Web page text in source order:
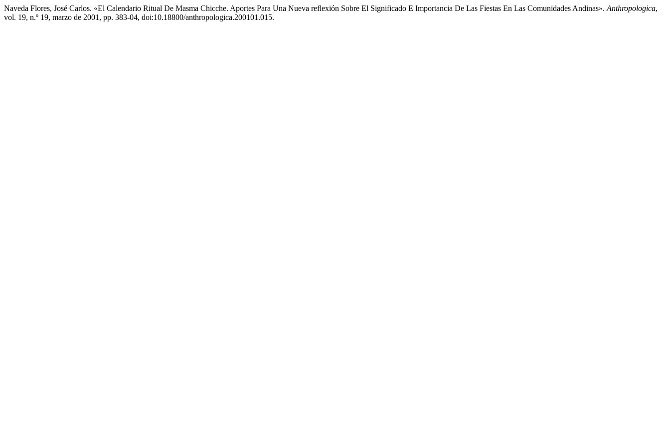
Naveda Flores, José Carlos. «El Calendario Ritual De Masma Chicche. Aportes Para Una Nueva reflexión Sobre El Significado E Importancia De Las Fiestas En Las Comunidades Andinas». Anthropologica,
vol. 19, n.º 19, marzo de 2001, pp. 383-04, doi:10.18800/anthropologica.200101.015.